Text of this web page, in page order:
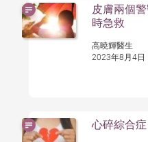
皮膚兩個
時急救
高曉輝醫生
2023年8月4日
心碎綜合症